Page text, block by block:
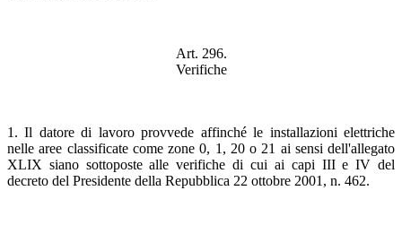
Art. 296.
Verifiche
1. Il datore di lavoro provvede affinché le installazioni elettriche
nelle aree classificate come zone 0, 1, 20 o 21 ai sensi dell'allegato
XLIX siano sottoposte alle verifiche di cui ai capi III e IV del
decreto del Presidente della Repubblica 22 ottobre 2001, n. 462.